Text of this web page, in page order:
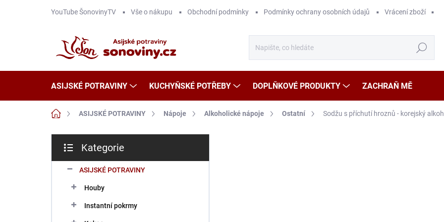
YouTube ŠonovinyTV Vše o nákupu Obchodní podmínky Podmínky ochrany osobních údajů Vrácení zboží
Hledat
ASIJSKÉ POTRAVINY KUCHYŇSKÉ POTŘEBY DOPLŇKOVÉ PRODUKTY ZACHRAŇ MĚ
Domů ASIJSKÉ POTRAVINY Nápoje Alkoholické nápoje Ostatní Sodžu s příchutí hroznů - korejský
s
kategorie
Kategorie
ASIJSKÉ POTRAVINY
Houby
Instantní pokrmy